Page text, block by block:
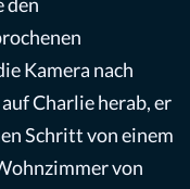
den
Kamera nach
Charlie herab, er
Schritt von einem
von